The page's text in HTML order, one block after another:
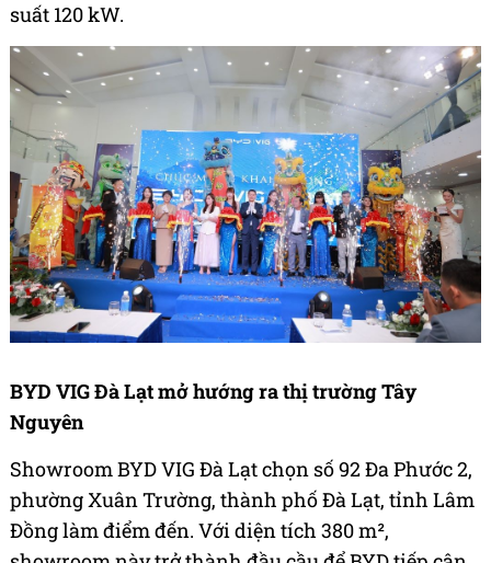
suất 120 kW.
BYD VIG Đà Lạt mở hướng ra thị trường Tây
Nguyên
Showroom BYD VIG Đà Lạt chọn số 92 Đa Phước 2,
phường Xuân Trường, thành phố Đà Lạt, tỉnh Lâm
Đồng làm điểm đến. Với diện tích 380 m²,